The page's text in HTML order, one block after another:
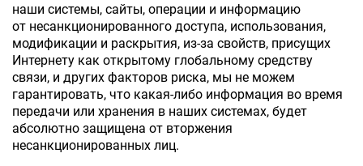
наши системы, сайты, операции и информацию
от несанкционированного доступа, использования,
модификации и раскрытия, из-за свойств, присущих
Интернету как открытому глобальному средству
связи, и других факторов риска, мы не можем
гарантировать, что какая-либо информация во время
передачи или хранения в наших системах, будет
абсолютно защищена от вторжения
несанкционированных лиц.